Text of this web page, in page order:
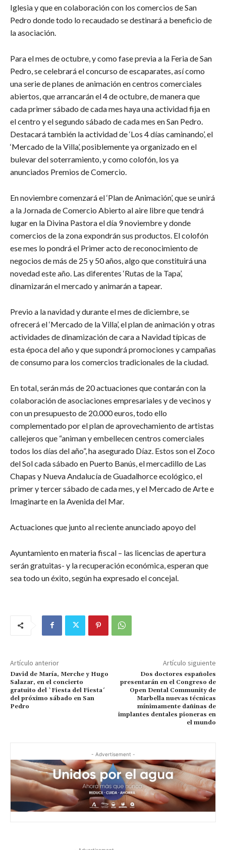
Iglesia y que en colaboración con los comercios de San
Pedro donde todo lo recaudado se destinará a beneficio de
la asociación.
Para el mes de octubre, y como fase previa a la Feria de San
Pedro, se celebrará el concurso de escaparates, así como
una serie de planes de animación en centros comerciales
abiertos, que arrancarán el 4 de octubre, de manera que
cada primer sábado de cada mes haya una actividad fija en
el centro y el segundo sábado de cada mes en San Pedro.
Destacará también la actividad de ‘Los 4 días caminando’, el
‘Mercado de la Villa’, posiblemente ya organizado en el
bulevar del soterramiento, y como colofón, los ya
anunciados Premios de Comercio.
En noviembre comenzará el ‘Plan de Animación’, que se unirá
a la Jornada de Comercio Abierto al aire libre que tendrá
lugar en la Divina Pastora el día 9 noviembre y donde
comercios de la zona expondrán sus productos. El colofón
ese mes lo pondrá el Primer acto de reconocimiento de
negocios de más de 25 y 50 años, algo que constituirá una
novedad este año. Las diferentes ‘Rutas de la Tapa’,
dinamizarán el mercado y animarán a tapear.
Previo a la navidad y durante el mes de diciembre, se
ofrecerá el ‘Mercado de la Villa’, el plan de animación y otras
actividades de dinamización de cara a Navidad típicas de
esta época del año y que supondrá promociones y campañas
de consumo para los comercios tradicionales de la ciudad.
En total, serán más de 20 actuaciones que contarán con la
colaboración de asociaciones empresariales y de vecinos y
con un presupuesto de 20.000 euros, todo ello
complementado por el plan de aprovechamiento de artistas
callejeros que “animan y embellecen centros comerciales
todos los días del año”, ha asegurado Díaz. Estos son el Zoco
del Sol cada sábado en Puerto Banús, el mercadillo de Las
Chapas y Nueva Andalucía de Guadalhorce ecológico, el
primer y tercer sábado de cada mes, y el Mercado de Arte e
Imaginarte en la Avenida del Mar.
Actuaciones que junto al reciente anunciado apoyo del
Ayuntamiento en materia fiscal – las licencias de apertura
serán gratuitas- y la recuperación económica, esperan que
sea todo un éxito, según ha expresado el concejal.
Artículo anterior
David de María, Merche y Hugo
Salazar, en el concierto
gratuito del `Fiesta del Fiesta´
del próximo sábado en San
Pedro
Artículo siguiente
Dos doctores españoles
presentarán en el Congreso de
Open Dental Community de
Marbella nuevas técnicas
mínimamente dañinas de
implantes dentales pioneras en
el mundo
- Advertisement -